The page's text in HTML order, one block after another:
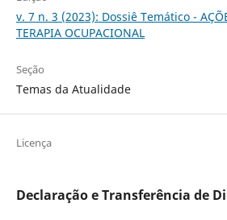
v. 7 n. 3 (2023): Dossiê Temático -
TERAPIA OCUPACIONAL
Seção
Temas da Atualidade
Licença
Declaração e Transferência de